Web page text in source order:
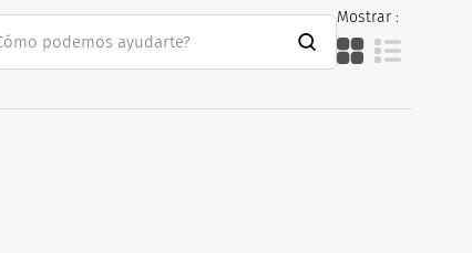
Mostrar :